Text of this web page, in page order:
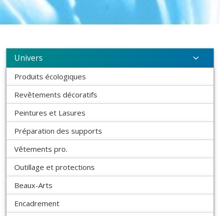
Univers
Produits écologiques
Revêtements décoratifs
Peintures et Lasures
Préparation des supports
Vêtements pro.
Outillage et protections
Beaux-Arts
Encadrement